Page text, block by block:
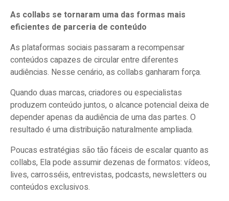
As collabs se tornaram uma das formas mais
eficientes de parceria de conteúdo
As plataformas sociais passaram a recompensar
conteúdos capazes de circular entre diferentes
audiências. Nesse cenário, as collabs ganharam força.
Quando duas marcas, criadores ou especialistas
produzem conteúdo juntos, o alcance potencial deixa de
depender apenas da audiência de uma das partes. O
resultado é uma distribuição naturalmente ampliada.
Poucas estratégias são tão fáceis de escalar quanto as
collabs, Ela pode assumir dezenas de formatos: vídeos,
lives, carrosséis, entrevistas, podcasts, newsletters ou
conteúdos exclusivos.